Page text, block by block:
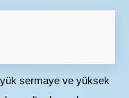
sermaye ve yüksek